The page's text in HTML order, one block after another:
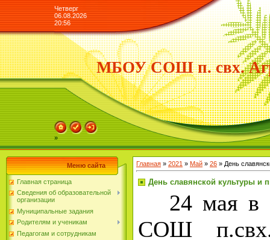
Четверг
06.08.2026
20:56
МБОУ СОШ п. свх.
»
Меню сайта
Главная страница
Сведения об образовательной
организации
Муниципальные задания
Родителям и ученикам
Педагогам и сотрудникам
Главная » 2021 » Май » 26 » День
День славянской культуры и
24 мая в
СОШ